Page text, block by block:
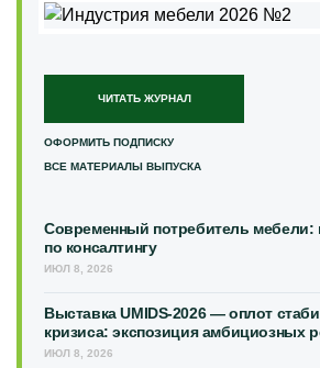
ЧИТАТЬ ЖУРНАЛ
ОФОРМИТЬ ПОДПИСКУ
ВСЕ МАТЕРИАЛЫ ВЫПУСКА
Современный потребитель мебели:
по консалтингу
ИЮЛ 8, 2026
Выставка UMIDS-2026 — оплот
кризиса: экспозиция амбициозных
ИЮЛ 8, 2026